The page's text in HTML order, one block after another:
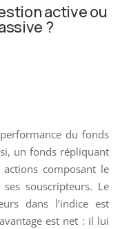
active ou
?
du fonds
un fonds répliquant
composant le
souscripteurs. Le
dans l’indice est
est net : il lui